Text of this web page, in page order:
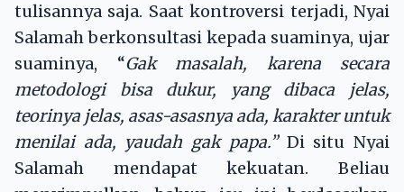
tulisannya saja. Saat kontroversi terjadi, Nyai
Salamah berkonsultasi kepada suaminya, ujar
suaminya, “Gak
masalah, karena secara
metodologi bisa dukur, yang dibaca jelas,
teorinya jelas, asas-asasnya ada, karakter untuk
menilai ada, yaudah gak papa.”Di situ Nyai
Salamah mendapat kekuatan. Beliau